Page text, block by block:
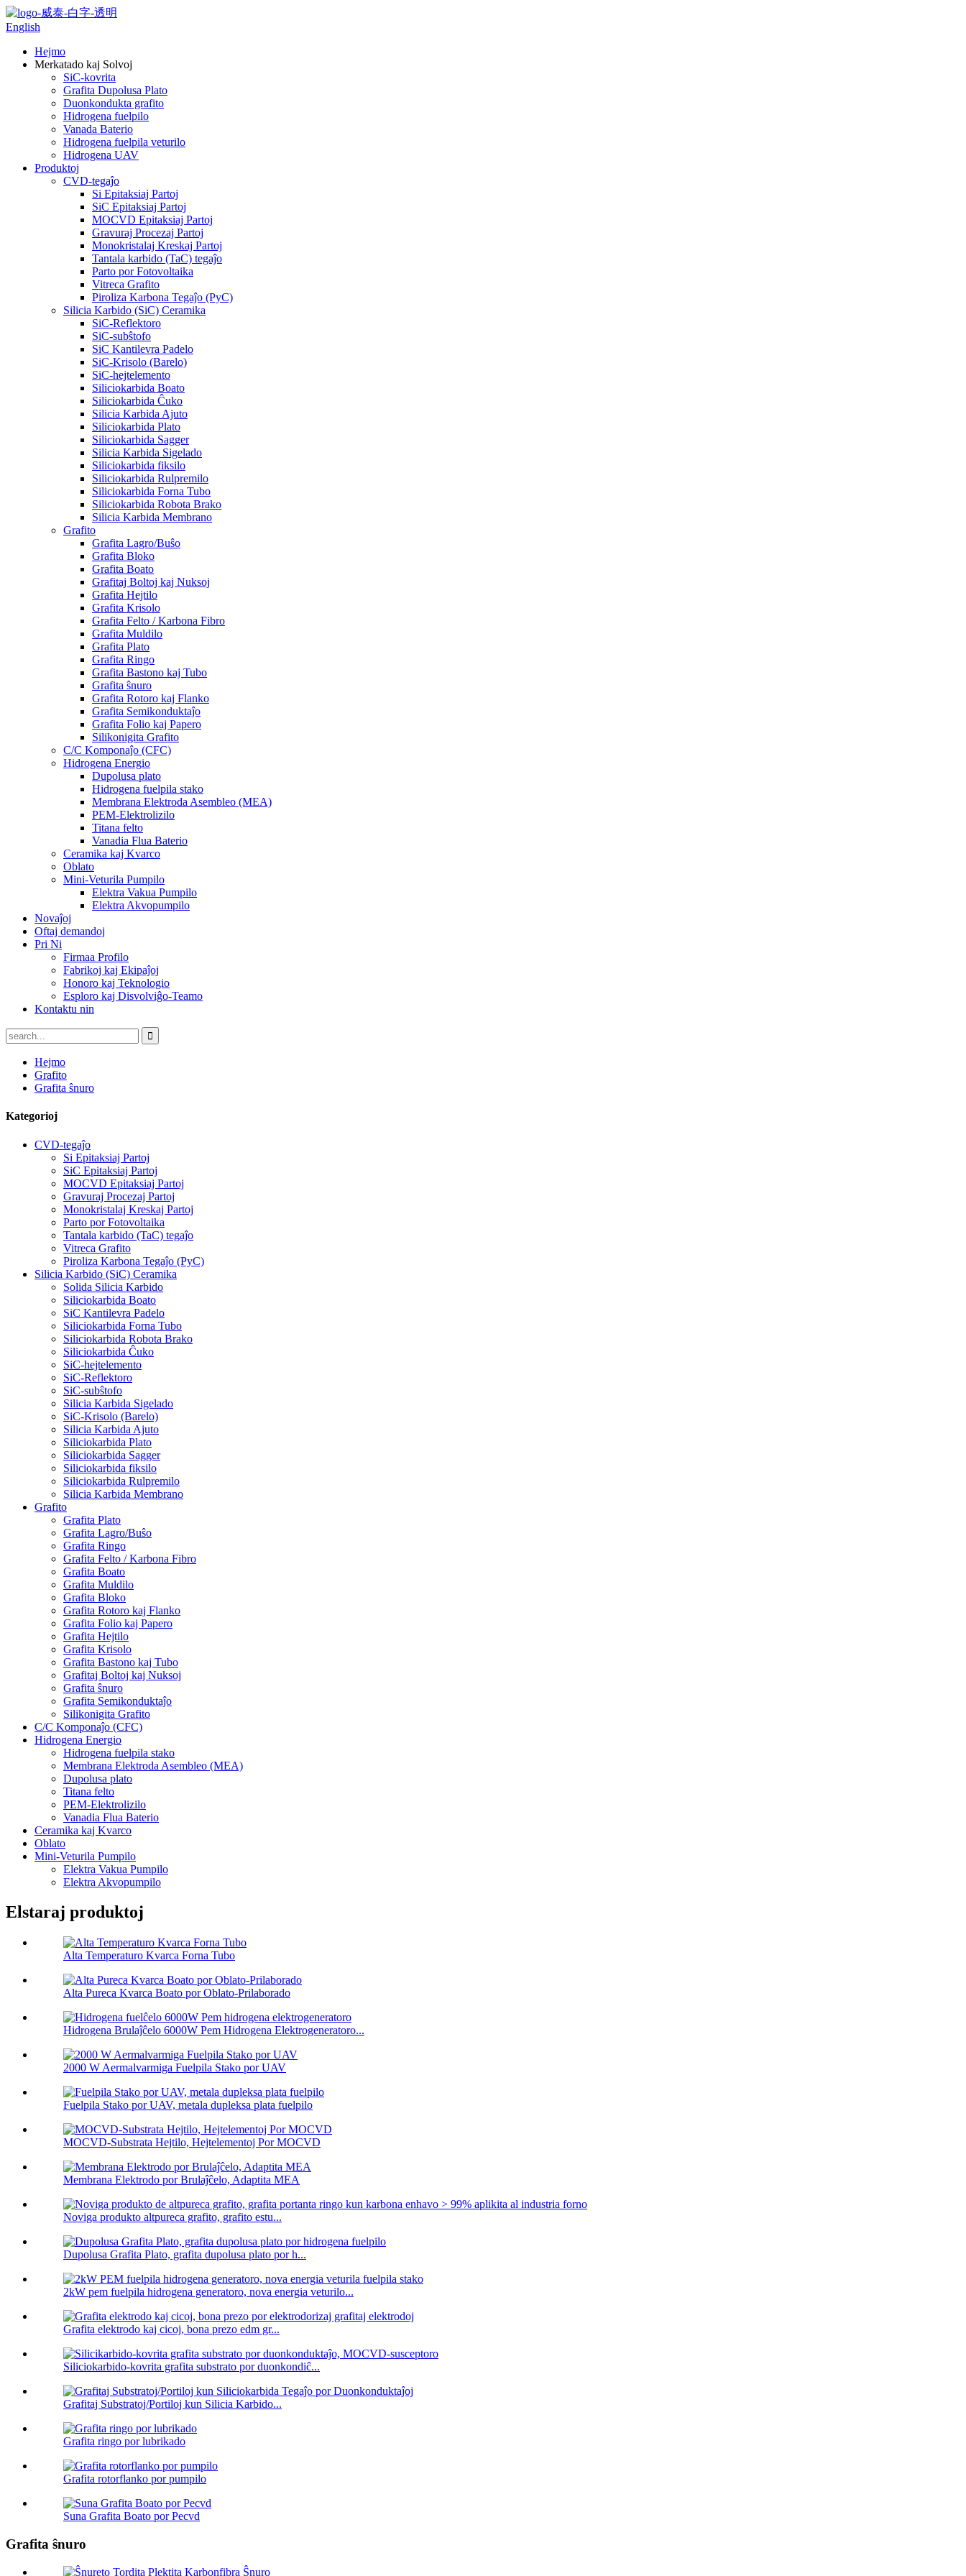
English
Hejmo
Merkatado kaj Solvoj
SiC-kovrita
Grafita Dupolusa Plato
Duonkondukta grafito
Hidrogena fuelpilo
Vanada Baterio
Hidrogena fuelpila veturilo
Hidrogena UAV
Produktoj
CVD-tegaĵo
Si Epitaksiaj Partoj
SiC Epitaksiaj Partoj
MOCVD Epitaksiaj Partoj
Gravuraj Procezaj Partoj
Monokristalaj Kreskaj Partoj
Tantala karbido (TaC) tegaĵo
Parto por Fotovoltaika
Vitreca Grafito
Piroliza Karbona Tegaĵo (PyC)
Silicia Karbido (SiC) Ceramika
SiC-Reflektoro
SiC-subŝtofo
SiC Kantilevra Padelo
SiC-Krisolo (Barelo)
SiC-hejtelemento
Siliciokarbida Boato
Siliciokarbida Ĉuko
Silicia Karbida Ajuto
Siliciokarbida Plato
Siliciokarbida Sagger
Silicia Karbida Sigelado
Siliciokarbida fiksilo
Siliciokarbida Rulpremilo
Siliciokarbida Forna Tubo
Siliciokarbida Robota Brako
Silicia Karbida Membrano
Grafito
Grafita Lagro/Buŝo
Grafita Bloko
Grafita Boato
Grafitaj Boltoj kaj Nuksoj
Grafita Hejtilo
Grafita Krisolo
Grafita Felto / Karbona Fibro
Grafita Muldilo
Grafita Plato
Grafita Ringo
Grafita Bastono kaj Tubo
Grafita ŝnuro
Grafita Rotoro kaj Flanko
Grafita Semikonduktaĵo
Grafita Folio kaj Papero
Silikonigita Grafito
C/C Komponaĵo (CFC)
Hidrogena Energio
Dupolusa plato
Hidrogena fuelpila stako
Membrana Elektroda Asembleo (MEA)
PEM-Elektrolizilo
Titana felto
Vanadia Flua Baterio
Ceramika kaj Kvarco
Oblato
Mini-Veturila Pumpilo
Elektra Vakua Pumpilo
Elektra Akvopumpilo
Novaĵoj
Oftaj demandoj
Pri Ni
Firmaa Profilo
Fabrikoj kaj Ekipaĵoj
Honoro kaj Teknologio
Esploro kaj Disvolviĝo-Teamo
Kontaktu nin
Hejmo
Grafito
Grafita ŝnuro
Kategorioj
CVD-tegaĵo
Si Epitaksiaj Partoj
SiC Epitaksiaj Partoj
MOCVD Epitaksiaj Partoj
Gravuraj Procezaj Partoj
Monokristalaj Kreskaj Partoj
Parto por Fotovoltaika
Tantala karbido (TaC) tegaĵo
Vitreca Grafito
Piroliza Karbona Tegaĵo (PyC)
Silicia Karbido (SiC) Ceramika
Solida Silicia Karbido
Siliciokarbida Boato
SiC Kantilevra Padelo
Siliciokarbida Forna Tubo
Siliciokarbida Robota Brako
Siliciokarbida Ĉuko
SiC-hejtelemento
SiC-Reflektoro
SiC-subŝtofo
Silicia Karbida Sigelado
SiC-Krisolo (Barelo)
Silicia Karbida Ajuto
Siliciokarbida Plato
Siliciokarbida Sagger
Siliciokarbida fiksilo
Siliciokarbida Rulpremilo
Silicia Karbida Membrano
Grafito
Grafita Plato
Grafita Lagro/Buŝo
Grafita Ringo
Grafita Felto / Karbona Fibro
Grafita Boato
Grafita Muldilo
Grafita Bloko
Grafita Rotoro kaj Flanko
Grafita Folio kaj Papero
Grafita Hejtilo
Grafita Krisolo
Grafita Bastono kaj Tubo
Grafitaj Boltoj kaj Nuksoj
Grafita ŝnuro
Grafita Semikonduktaĵo
Silikonigita Grafito
C/C Komponaĵo (CFC)
Hidrogena Energio
Hidrogena fuelpila stako
Membrana Elektroda Asembleo (MEA)
Dupolusa plato
Titana felto
PEM-Elektrolizilo
Vanadia Flua Baterio
Ceramika kaj Kvarco
Oblato
Mini-Veturila Pumpilo
Elektra Vakua Pumpilo
Elektra Akvopumpilo
Elstaraj produktoj
Alta Temperaturo Kvarca Forna Tubo
Alta Pureca Kvarca Boato por Oblato-Prilaborado
Hidrogena Brulaĵĉelo 6000W Pem Hidrogena Elektrogeneratoro...
2000 W Aermalvarmiga Fuelpila Stako por UAV
Fuelpila Stako por UAV, metala dupleksa plata fuelpilo
MOCVD-Substrata Hejtilo, Hejtelementoj Por MOCVD
Membrana Elektrodo por Brulaĵĉelo, Adaptita MEA
Noviga produkto altpureca grafito, grafito estu...
Dupolusa Grafita Plato, grafita dupolusa plato por h...
2kW pem fuelpila hidrogena generatoro, nova energia veturilo...
Grafita elektrodo kaj cicoj, bona prezo edm gr...
Siliciokarbido-kovrita grafita substrato por duonkondiĉ...
Grafitaj Substratoj/Portiloj kun Silicia Karbido...
Grafita ringo por lubrikado
Grafita rotorflanko por pumpilo
Suna Grafita Boato por Pecvd
Grafita ŝnuro